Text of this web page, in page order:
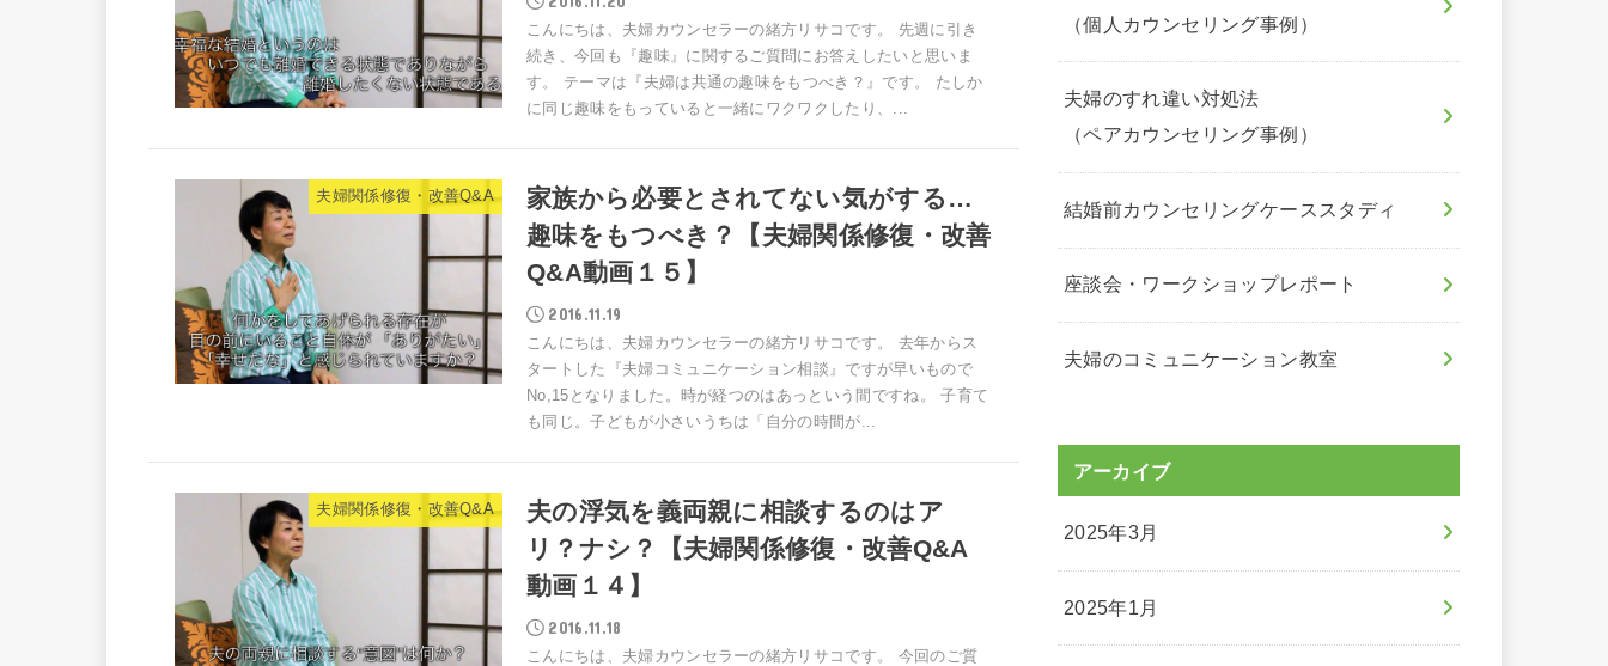
こんにちは、夫婦カウンセラーの緒方リサコです。 先週に引き
続き、今回も『趣味』に関するご質問にお答えしたいと思いま
す。 テーマは『夫婦は共通の趣味をもつべき？』です。 たしか
に同じ趣味をもっていると一緒にワクワクしたり、...
夫婦関係修復・改善Q&A
家族から必要とされてない気がする…
趣味をもつべき？【夫婦関係修復・改善
Q&A動画１５】
2016.11.19
こんにちは、夫婦カウンセラーの緒方リサコです。 去年からス
タートした『夫婦コミュニケーション相談』ですが早いもので
No,15となりました。時が経つのはあっという間ですね。 子育て
も同じ。子どもが小さいうちは「自分の時間が...
夫婦関係修復・改善Q&A
夫の浮気を義両親に相談するのはア
リ？ナシ？【夫婦関係修復・改善Q&A
動画１４】
2016.11.18
こんにちは、夫婦カウンセラーの緒方リサコです。 今回のご質
（個人カウンセリング事例）
夫婦のすれ違い対処法
（ペアカウンセリング事例）
結婚前カウンセリングケーススタディ
座談会・ワークショップレポート
夫婦のコミュニケーション教室
アーカイブ
2025年3月
2025年1月